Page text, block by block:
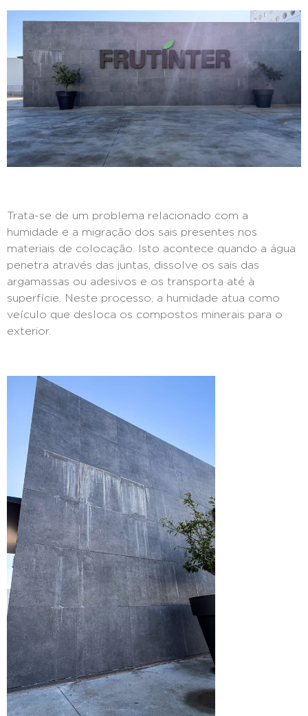
Trata-se de um problema relacionado com a
humidade e a migração dos sais presentes nos
materiais de colocação. Isto acontece quando a água
penetra através das juntas, dissolve os sais das
argamassas ou adesivos e os transporta até à
superfície. Neste processo, a humidade atua como
veículo que desloca os compostos minerais para o
exterior.